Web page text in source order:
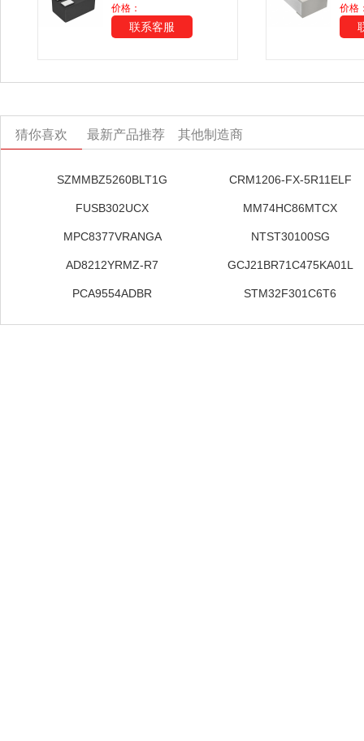
价格：
联系客服
价格
猜你喜欢 最新产品推荐 其他制造商
SZMMBZ5260BLT1G CRM1206-FX-5R11ELF
FUSB302UCX MM74HC86MTCX
MPC8377VRANGA NTST30100SG
AD8212YRMZ-R7 GCJ21BR71C475KA01L
PCA9554ADBR STM32F301C6T6